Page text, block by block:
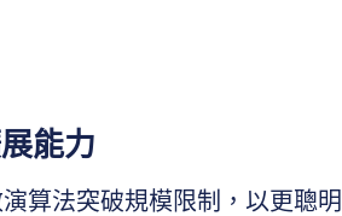
能力
算法突破規模限制，以更聰明